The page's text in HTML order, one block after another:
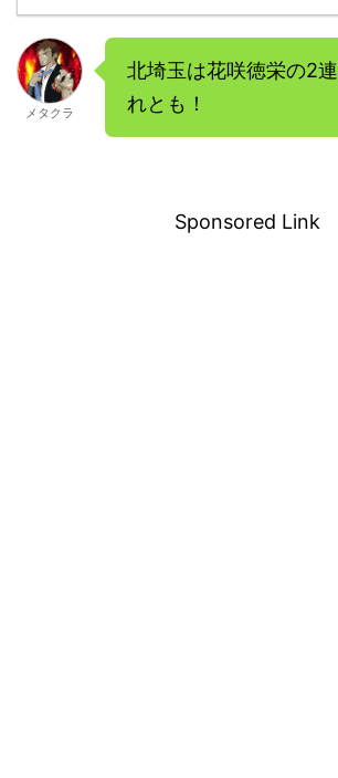
メタクラ
北埼玉は花咲徳栄の2
れとも！
Sponsored Link